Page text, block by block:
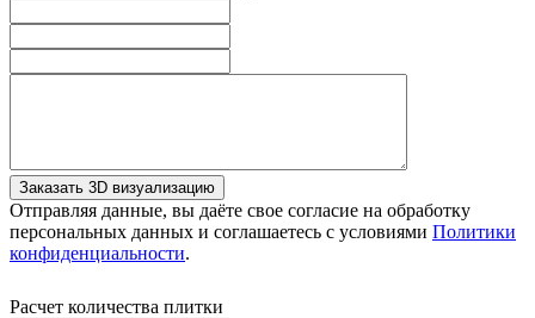
Заказать 3D визуализацию
Отправляя данные, вы даёте свое согласие на обработку
персональных данных и соглашаетесь с условиями Политики
конфиденциальности.
Расчет количества плитки